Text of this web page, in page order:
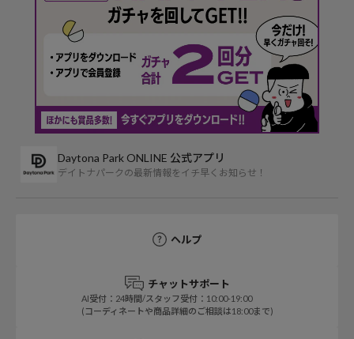
Daytona Park ONLINE 公式アプリ
デイトナパークの最新情報をイチ早くお知らせ！
ヘルプ
チャットサポート
AI受付：24時間/スタッフ受付：10:00-19:00
(コーディネートや商品詳細のご相談は18:00まで)